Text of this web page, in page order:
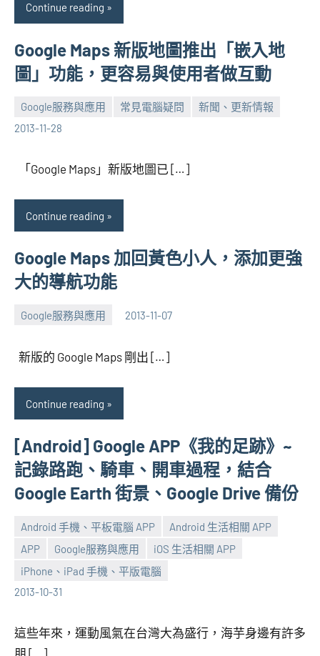
Continue reading
Google Maps 新版地圖推出「嵌入地
圖」功能，更容易與使用者做互動
Google服務與應用 常見電腦疑問
新聞、更新情報
2013-11-28
張
2
「Google Maps」新版地圖已 […]
Continue reading
Google Maps 加回黃色小人，添加更強
大的導航功能
Google服務與應用 2013-11-07
芋
新版的 Google Maps 剛出 […]
Continue reading
[Android] Google APP《我的足跡》~
記錄路跑、騎車、開車過程，結合
Google Earth 街景、Google Drive 備份
Android 手機、平板電腦 APP
Android 生活相關 APP
APP
Google服務與應用
iOS 生活相關 APP
iPhone、iPad 手機、平版電腦
2013-10-31
張
海
No
comments
這些年來，運動風氣在台灣大為盛行，海芋身邊有許多